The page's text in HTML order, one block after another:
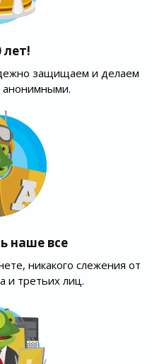
лет!
защищаем и делаем
анонимными.
наше все
никакого слежения от
и третьих лиц.